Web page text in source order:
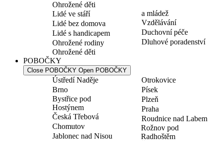
Ohrožené děti
Lidé ve stáří
Lidé bez domova
Lidé s handicapem
Ohrožené rodiny
Ohrožené děti
a mládež
Vzdělávání
Duchovní péče
Dluhové poradenství
POBOČKY
Close POBOČKY Open POBOČKY
Ústředí Naděje
Brno
Bystřice pod
Hostýnem
Česká Třebová
Chomutov
Jablonec nad Nisou
Otrokovice
Písek
Plzeň
Praha
Roudnice nad Labem
Rožnov pod
Radhoštěm